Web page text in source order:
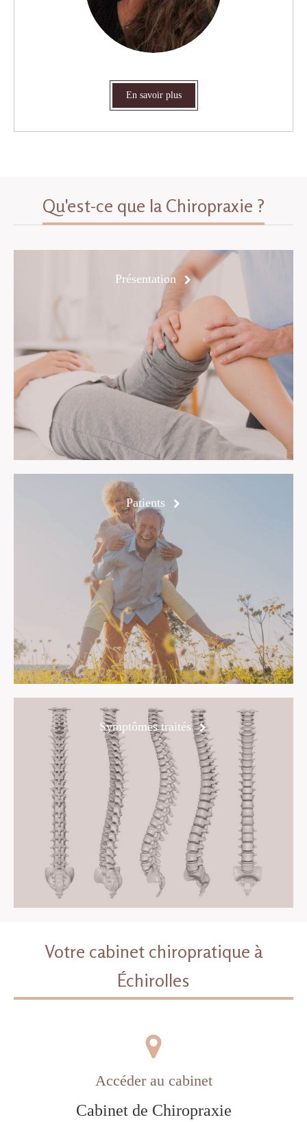
En savoir plus
Qu'est-ce que la Chiropraxie ?
Présentation
Patients
Symptômes traités
Votre cabinet chiropratique à
Échirolles
Accéder au cabinet
Cabinet de Chiropraxie